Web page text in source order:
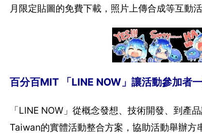
月限定貼圖的免費下載，照片上傳合成等互動
百分百MIT 「LINE NOW」讓活動參加者
「LINE NOW」從概念發想、技術開發、到
Taiwan的實體活動整合方案，協助活動舉辦方